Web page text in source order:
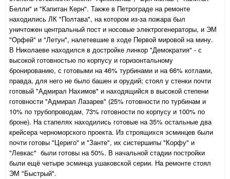
Белли" и "Капитан Керн". Также в Петрограде на ремонте
находились ЛК "Полтава", на котором из-за пожара был
уничтожен центральный пост и носовые электрогенераторы, и ЭМ
"Орфей" и "Летун", налетевшие в ходе Первой мировой на мину.
В Николаеве находился в достройке линкор "Демократия" - с
высокой готовностью по корпусу и горизонтальному
бронированию, с готовыми на 46% турбинами и на 66% котлами,
правда, для него не было башен и орудий; стоял у стенки почти
готовый "Адмирал Нахимов" и находящийся в высокой степени
готовности "Адмирал Лазарев" (25% готовности по турбинам и
10% по трубопроводам, 73% готовности по корпусу и 100% по
броне). На стапелях находились готовые на 35% остальные два
крейсера черноморского проекта. Из строящихся эсминцев были
почти готовы "Цериго" и "Занте", их систершипы "Корфу" и
"Левкас" были готовы на 50%. В начальной стадии постройки
были ещё четыре эсминца ушаковской серии. На ремонте стоял
ЭМ "Быстрый".